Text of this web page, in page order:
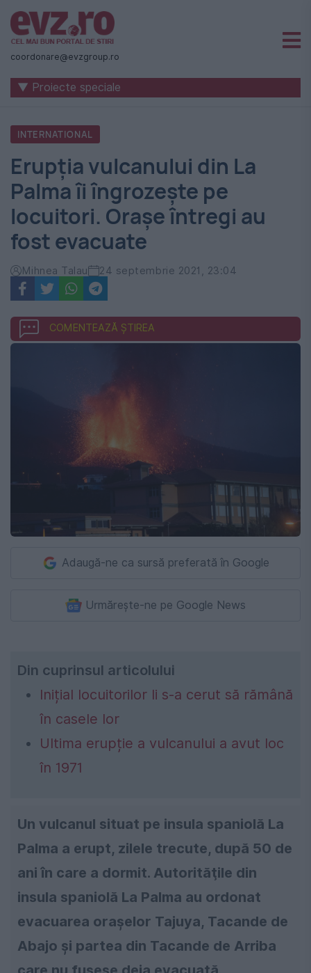
Știri
naționale
internaționale
România
-
Evenimentul
Zilei
coordonare@evzgroup.ro
▼ Proiecte speciale
INTERNATIONAL
Erupția vulcanului din La
Palma îi îngrozește pe
locuitori. Orașe întregi au
fost evacuate
Mihnea Talau 24 septembrie 2021, 23:04
COMENTEAZĂ ȘTIREA
Adaugă-ne ca sursă preferată în Google
Urmărește-ne pe Google News
Din cuprinsul articolului
Inițial locuitorilor li s-a cerut să rămână
în casele lor
Ultima erupție a vulcanului a avut loc
în 1971
Un vulcanul situat pe insula spaniolă La
Palma a erupt, zilele trecute, după 50 de
ani în care a dormit. Autorităţile din
insula spaniolă La Palma au ordonat
evacuarea oraşelor Tajuya, Tacande de
Abajo şi partea din Tacande de Arriba